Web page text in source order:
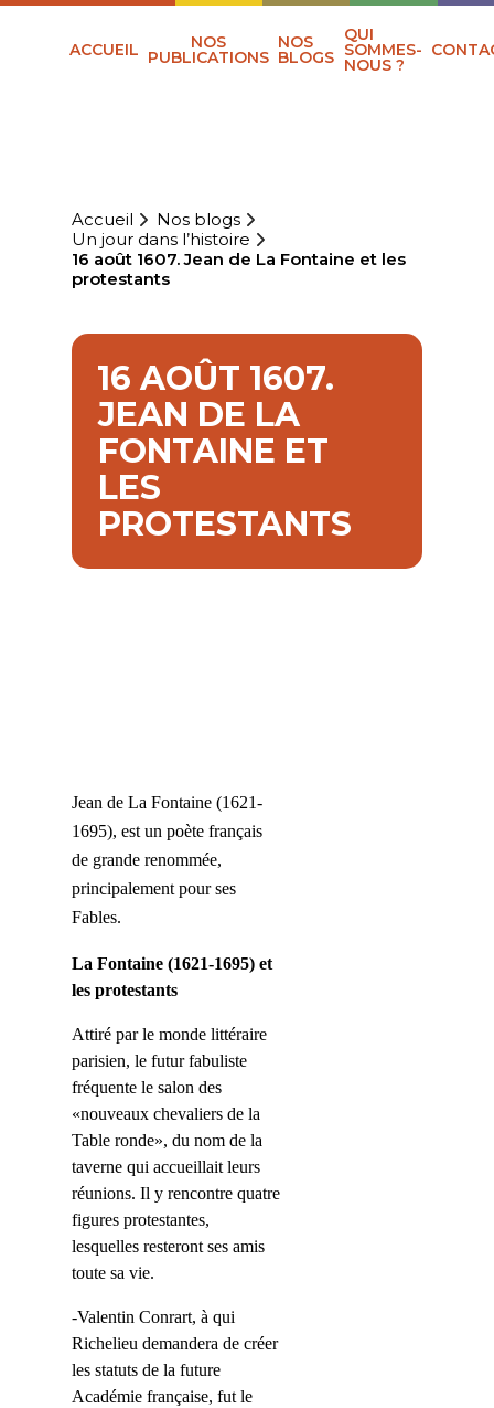
ACCUEIL NOS
PUBLICATIONS
NOS
BLOGS
QUI
SOMMES-
NOUS ?
Accueil
Nos blogs
Un jour dans l’histoire
16 août 1607. Jean de La Fontaine et les
protestants
16 AOÛT 1607.
JEAN DE LA
FONTAINE ET
LES
PROTESTANTS
Jean de La Fontaine (1621-
1695), est un poète français
de grande renommée,
principalement pour ses
Fables.
La Fontaine (1621-1695) et
les protestants
Attiré par le monde littéraire
parisien, le futur fabuliste
fréquente le salon des
«nouveaux chevaliers de la
Table ronde», du nom de la
taverne qui accueillait leurs
réunions. Il y rencontre quatre
figures protestantes,
lesquelles resteront ses amis
toute sa vie.
-Valentin Conrart, à qui
Richelieu demandera de créer
les statuts de la future
Académie française, fut le